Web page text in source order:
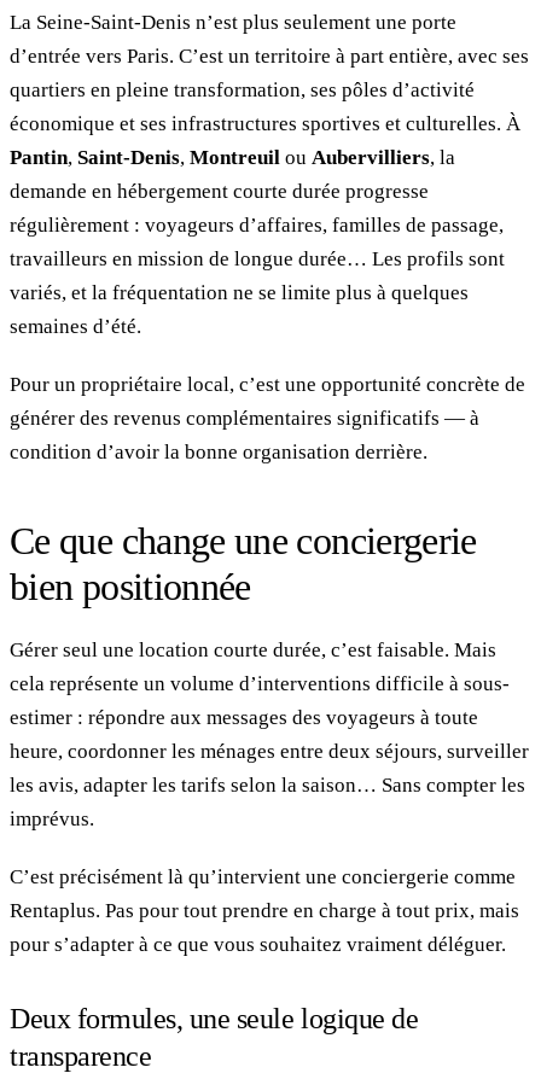
La Seine-Saint-Denis n’est plus seulement une porte
d’entrée vers Paris. C’est un territoire à part entière, avec ses
quartiers en pleine transformation, ses pôles d’activité
économique et ses infrastructures sportives et culturelles. À
Pantin, Saint-Denis, Montreuil ou Aubervilliers, la
demande en hébergement courte durée progresse
régulièrement : voyageurs d’affaires, familles de passage,
travailleurs en mission de longue durée… Les profils sont
variés, et la fréquentation ne se limite plus à quelques
semaines d’été.
Pour un propriétaire local, c’est une opportunité concrète de
générer des revenus complémentaires significatifs — à
condition d’avoir la bonne organisation derrière.
Ce que change une conciergerie
bien positionnée
Gérer seul une location courte durée, c’est faisable. Mais
cela représente un volume d’interventions difficile à sous-
estimer : répondre aux messages des voyageurs à toute
heure, coordonner les ménages entre deux séjours, surveiller
les avis, adapter les tarifs selon la saison… Sans compter les
imprévus.
C’est précisément là qu’intervient une conciergerie comme
Rentaplus. Pas pour tout prendre en charge à tout prix, mais
pour s’adapter à ce que vous souhaitez vraiment déléguer.
Deux formules, une seule logique de
transparence